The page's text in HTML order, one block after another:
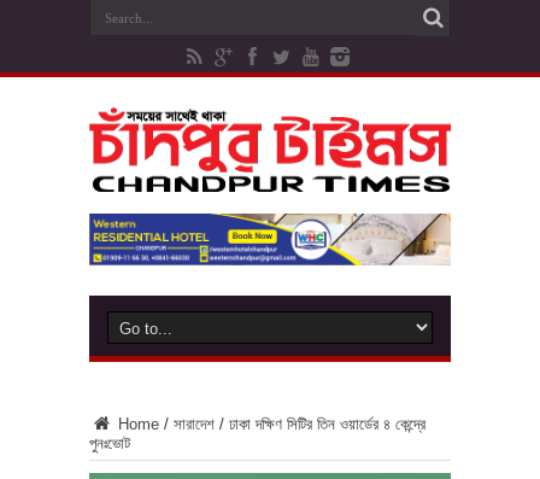
Home / সারাদেশ / ঢাকা দক্ষিণ সিটির তিন ওয়ার্ডের ৪ কেন্দ্রে
পুনঃভোট